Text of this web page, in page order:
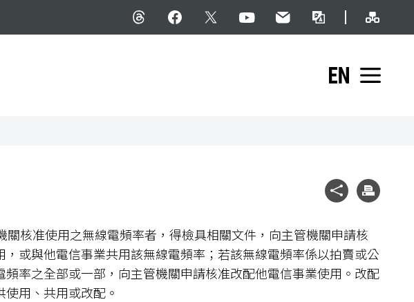
Threadsfacebook
X YouTube民意信箱雙語詞彙
English展開
社群分享
列印
核准使用之無線電頻率者，得檢具相關文件，向主管機關申請核
或與他電信事業共用該無線電頻率；若該無線電頻率係以拍賣或公
率之全部或一部，向主管機關申請核准改配他電信事業使用。改配
用、共用或改配。